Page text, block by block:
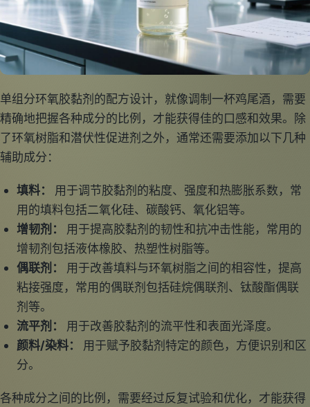
单组分环氧胶黏剂的配方设计，就像调制一杯鸡尾酒，需要
精确地把握各种成分的比例，才能获得佳的口感和效果。除
了环氧树脂和潜伏性促进剂之外，通常还需要添加以下几种
辅助成分：
填料：
用于调节胶黏剂的粘度、强度和热膨胀系数，常
用的填料包括二氧化硅、碳酸钙、氧化铝等。
增韧剂：
用于提高胶黏剂的韧性和抗冲击性能，常用的
增韧剂包括液体橡胶、热塑性树脂等。
偶联剂：
用于改善填料与环氧树脂之间的相容性，提高
粘接强度，常用的偶联剂包括硅烷偶联剂、钛酸酯偶联
剂等。
流平剂：
用于改善胶黏剂的流平性和表面光泽度。
颜料/染料：
用于赋予胶黏剂特定的颜色，方便识别和区
分。
各种成分之间的比例，需要经过反复试验和优化，才能获得